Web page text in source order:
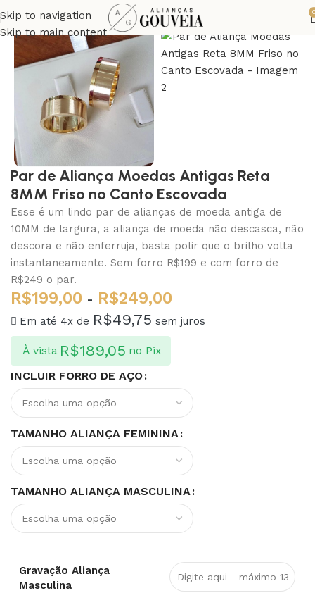
Skip to navigation
Skip to main content
Par de Aliança Moedas Antigas Reta
8MM Friso no Canto Escovada
Esse é um lindo par de alianças de moeda antiga de
10MM de largura, a aliança de moeda não descasca, não
descora e não enferruja, basta polir que o brilho volta
instantaneamente. Sem forro R$199 e com forro de
R$249 o par.
R$199,00 - R$249,00
Em até 4x de R$49,75 sem juros
À vista R$189,05 no Pix
INCLUIR FORRO DE AÇO
TAMANHO ALIANÇA FEMININA
TAMANHO ALIANÇA MASCULINA
Gravação Aliança
Masculina